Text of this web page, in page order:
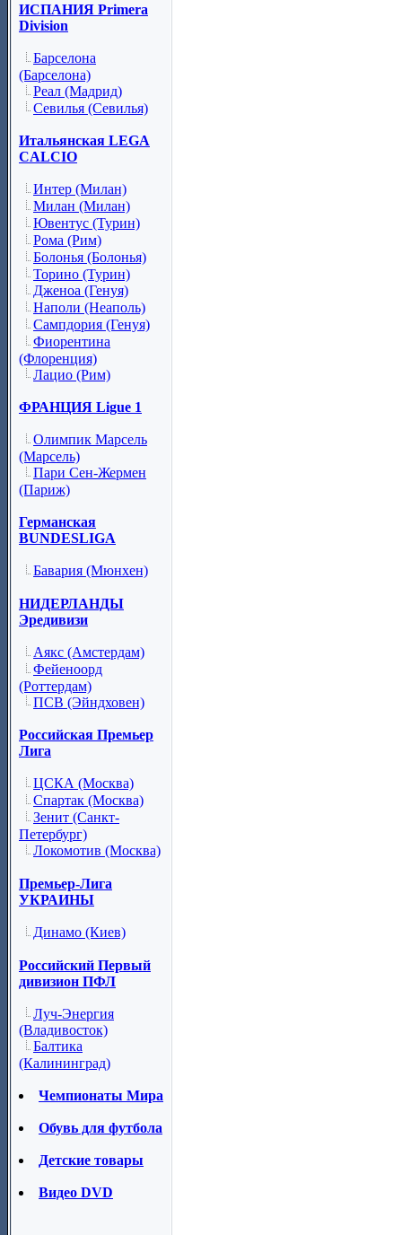
ИСПАНИЯ Primera
Division
Барселона
(Барселона)
Реал (Мадрид)
Севилья (Севилья)
Итальянская LEGA
CALCIO
Интер (Милан)
Милан (Милан)
Ювентус (Турин)
Рома (Рим)
Болонья (Болонья)
Торино (Турин)
Дженоа (Генуя)
Наполи (Неаполь)
Сампдория (Генуя)
Фиорентина
(Флоренция)
Лацио (Рим)
ФРАНЦИЯ Ligue 1
Олимпик Марсель
(Марсель)
Пари Сен-Жермен
(Париж)
Германская
BUNDESLIGA
Бавария (Мюнхен)
НИДЕРЛАНДЫ
Эредивизи
Аякс (Амстердам)
Фейеноорд
(Роттердам)
ПСВ (Эйндховен)
Российская Премьер
Лига
ЦСКА (Москва)
Спартак (Москва)
Зенит (Санкт-
Петербург)
Локомотив (Москва)
Премьер-Лига
УКРАИНЫ
Динамо (Киев)
Российский Первый
дивизион ПФЛ
Луч-Энергия
(Владивосток)
Балтика
(Калининград)
Чемпионаты Мира
Обувь для футбола
Детские товары
Видео DVD